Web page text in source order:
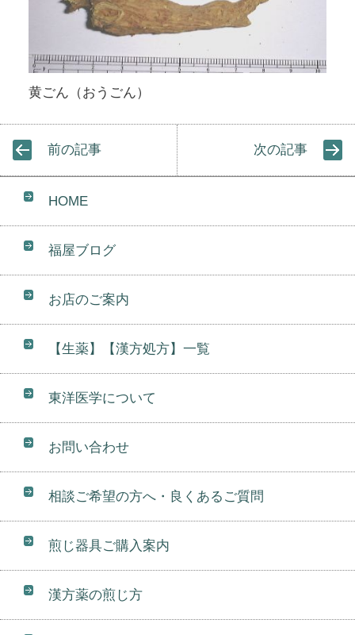
黄ごん（おうごん）
前の記事 次の記事
HOME
福屋ブログ
お店のご案内
【生薬】【漢方処方】一覧
東洋医学について
お問い合わせ
相談ご希望の方へ・良くあるご質問
煎じ器具ご購入案内
漢方薬の煎じ方